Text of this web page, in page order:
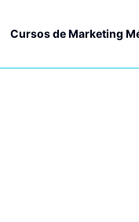
Cursos de Marketing